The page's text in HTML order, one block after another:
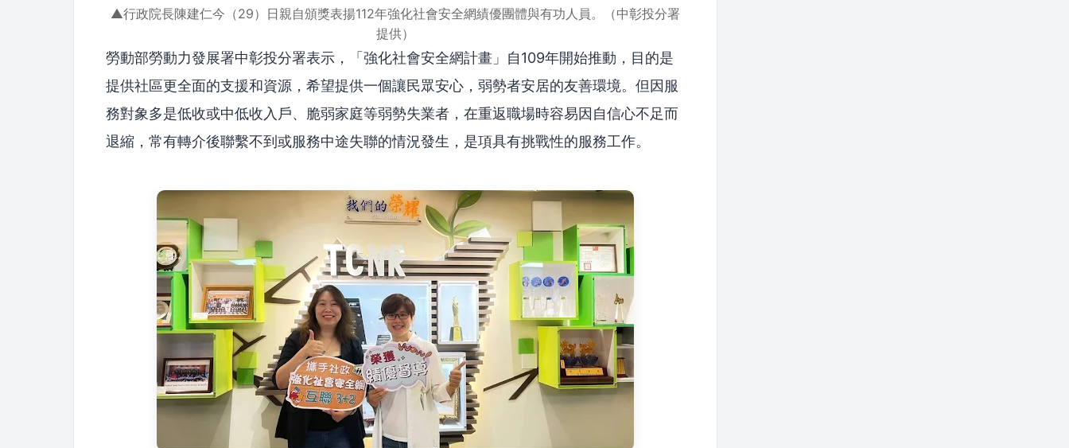
▲行政院長陳建仁今（29）日親自頒獎表揚112年強化社會安全網績優團體與有功人員。（中彰投分署
提供）
勞動部勞動力發展署中彰投分署表示，「強化社會安全網計畫」自109年開始推動，目的是
提供社區更全面的支援和資源，希望提供一個讓民眾安心，弱勢者安居的友善環境。但因服
務對象多是低收或中低收入戶、脆弱家庭等弱勢失業者，在重返職場時容易因自信心不足而
退縮，常有轉介後聯繫不到或服務中途失聯的情況發生，是項具有挑戰性的服務工作。